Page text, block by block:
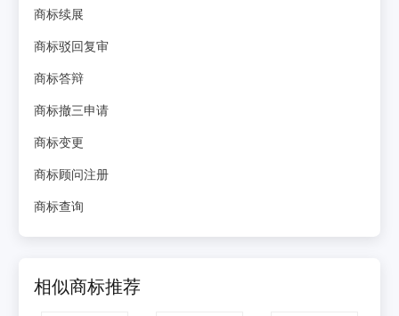
商标续展
商标驳回复审
商标答辩
商标撤三申请
商标变更
商标顾问注册
商标查询
相似商标推荐